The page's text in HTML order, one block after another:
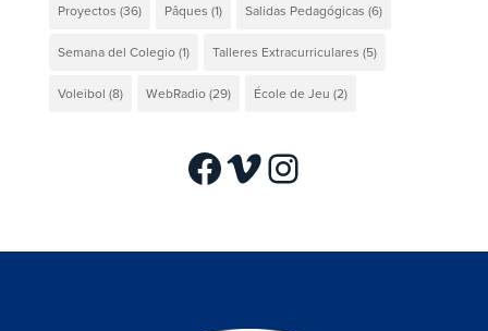
Proyectos (36) Pâques (1) Salidas Pedagógicas (6)
Semana del Colegio(1) Talleres Extracurriculares (5)
Voleibol (8) WebRadio(29) École de Jeu (2)
Facebook
VimeoInstagram